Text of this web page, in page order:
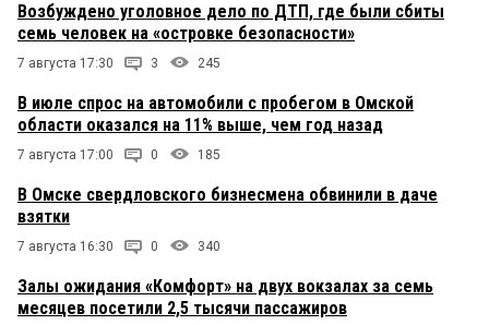
Возбуждено уголовное дело по ДТП, где были сбиты
семь человек на «островке безопасности»
7 августа 17:30 3 245
В июле спрос на автомобили с пробегом в Омской
области оказался на 11% выше, чем год назад
7 августа 17:00 0 185
В Омске свердловского бизнесмена обвинили в даче
взятки
7 августа 16:30 0 340
Залы ожидания «Комфорт» на двух вокзалах за семь
месяцев посетили 2,5 тысячи пассажиров